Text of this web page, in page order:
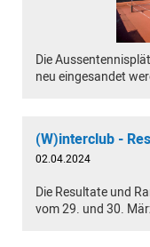
Die
neu eingesandet
(W)interclub -
02.04.2024
Die Resultate und
vom 29. und 30.